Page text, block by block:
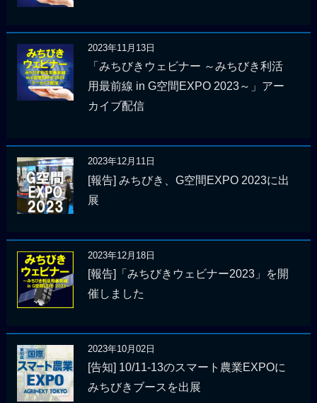
2023年11月13日
「みちびきウェビナー ～みちびき利活
用最前線 in G空間EXPO 2023～」アー
カイブ配信
2023年12月11日
[報告] みちびき、G空間EXPO 2023に出
展
2023年12月18日
[報告]「みちびきウェビナー2023」を開
催しました
2023年10月02日
[告知] 10/11-13のスマート農業EXPOに
みちびきブースを出展